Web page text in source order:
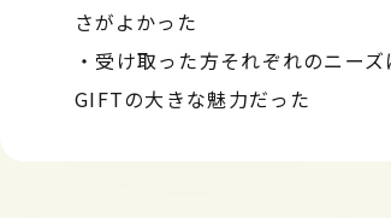
さがよかった
・受け取った方それぞれのニー
GIFTの大きな魅力だった